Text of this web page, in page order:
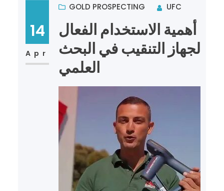
14
Apr
GOLD PROSPECTING UFC
أهمية الاستخدام الفعال
لجهاز التنقيب في البحث
العلمي